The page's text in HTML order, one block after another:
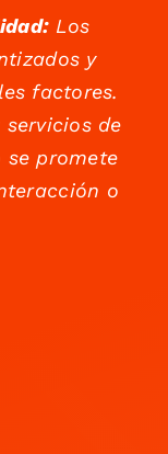
Los
y
factores.
servicios de
se promete
o